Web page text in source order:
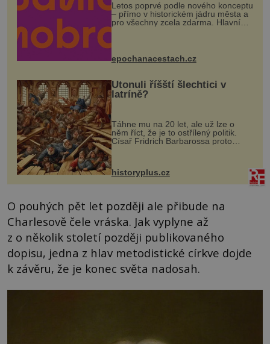
Letos poprvé podle nového konceptu
– přímo v historickém jádru města a
pro všechny zcela zdarma. Hlavní
program se odehraje na Karlově a
mohou těšit na víno, burčák, pes...
epochanacestach.cz
Utonuli říšští šlechtici v
latríně?
Táhne mu na 20 let, ale už lze o
něm říct, že je to ostřílený politik.
Císař Fridrich Barbarossa proto
posílá svého syna a dědice Jindřicha
VI. do Erfurtu, aby se stal
prostředníkem při řešení sporu m...
historyplus.cz
O pouhých pět let později ale přibude na
Charlesově čele vráska. Jak vyplyne až
z o několik století později publikovaného
dopisu, jedna z hlav metodistické církve dojde
k závěru, že je konec světa nadosah.